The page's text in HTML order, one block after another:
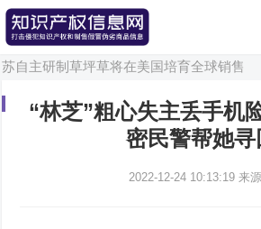
主研制草坪草将在美国培育全球销售
“林芝”粗心失主丢手机
密民警帮她寻
2022-12-24 10:13:19 来源